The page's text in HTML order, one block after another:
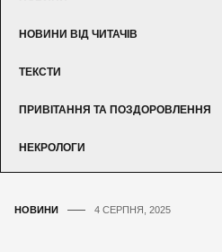
НОВИНИ ВІД ЧИТАЧІВ
ТЕКСТИ
ПРИВІТАННЯ ТА ПОЗДОРОВЛЕННЯ
НЕКРОЛОГИ
НОВИНИ 4 СЕРПНЯ, 2025